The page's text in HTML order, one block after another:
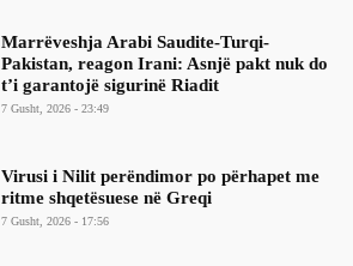
Marrëveshja Arabi Saudite-Turqi-
Pakistan, reagon Irani: Asnjë pakt nuk do
t’i garantojë sigurinë Riadit
7 Gusht, 2026 - 23:49
Virusi i Nilit perëndimor po përhapet me
ritme shqetësuese në Greqi
7 Gusht, 2026 - 17:56